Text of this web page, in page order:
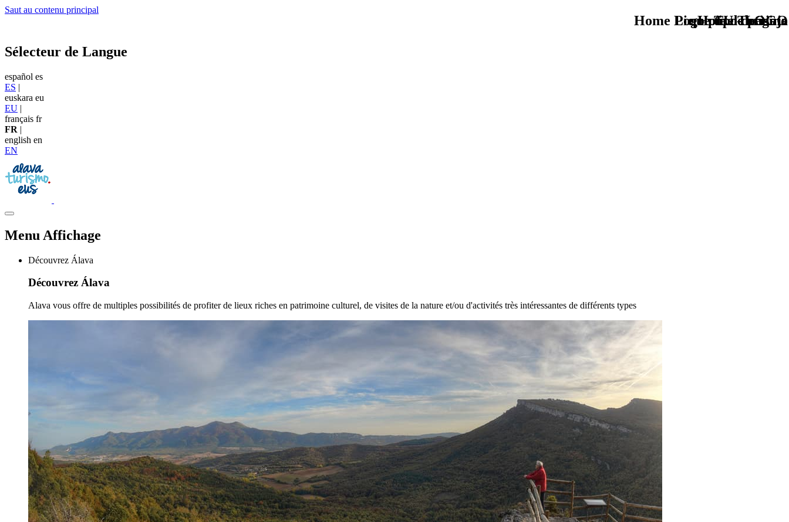
Saut au contenu principal
TU - LOGO
Sélecteur de Langue
español es
ES |
euskara eu
EU |
français fr
FR |
english en
EN
Menu Affichage
Découvrez Álava
Découvrez Álava
Alava vous offre de multiples possibilités de profiter de lieux riches en patrimoine culturel, de visites de la nature et/ou d'activités très intéressantes de différents types
que tipo de viaje
Home Logo pie de página
Pie Home Turismo